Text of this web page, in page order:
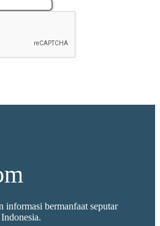
Surel
informasi bermanfaat seputar